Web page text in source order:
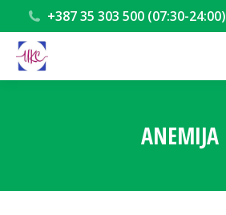
+387 35 303 500 (07:30-24:00)
ANEMIJA